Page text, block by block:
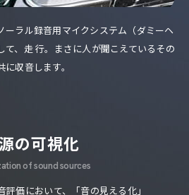
ーラル録音用マイクシステム（ダミーヘ
て、走行。まさに人が聞こえているその
収音します。
の可視化
of sound sources
評価において、「音の見える化」